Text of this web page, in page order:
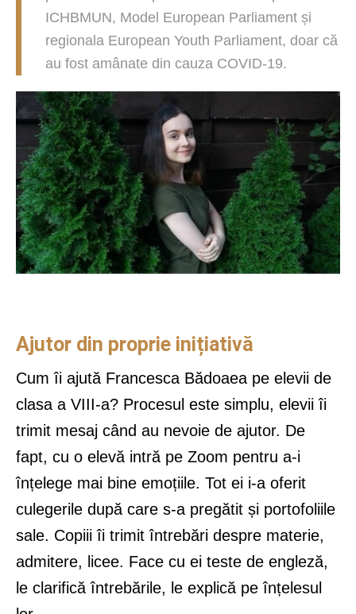
ICHBMUN, Model European Parliament și
regionala European Youth Parliament, doar că
au fost amânate din cauza COVID-19.
Ajutor din proprie inițiativă
Cum îi ajută Francesca Bădoaea pe elevii de
clasa a VIII-a? Procesul este simplu, elevii îi
trimit mesaj când au nevoie de ajutor. De
fapt, cu o elevă intră pe Zoom pentru a-i
înțelege mai bine emoțiile. Tot ei i-a oferit
culegerile după care s-a pregătit și portofoliile
sale. Copiii îi trimit întrebări despre materie,
admitere, licee. Face cu ei teste de engleză,
le clarifică întrebările, le explică pe înțelesul